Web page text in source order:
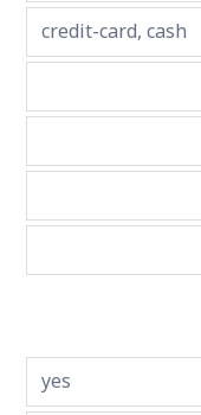
credit-card, cash
yes